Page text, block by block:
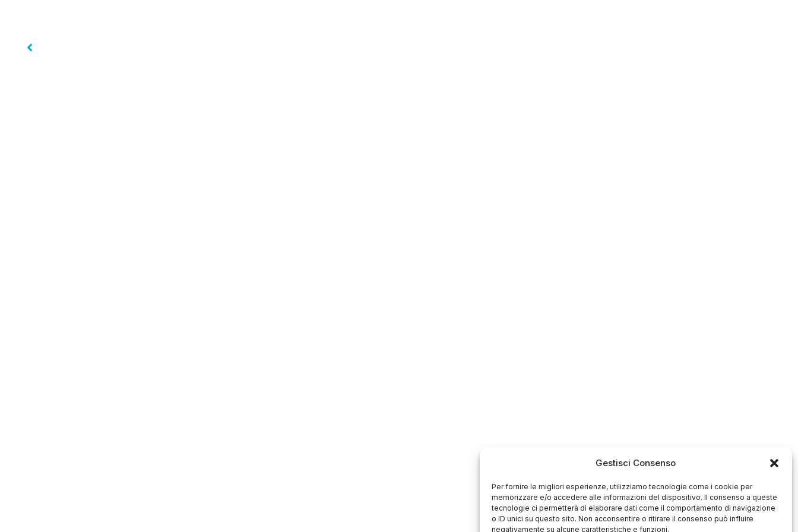
Gestisci Consenso
Per fornire le migliori esperienze, utilizziamo tecnologie come i cookie per
memorizzare e/o accedere alle informazioni del dispositivo. Il consenso a queste
tecnologie ci permetterà di elaborare dati come il comportamento di navigazione
o ID unici su questo sito. Non acconsentire o ritirare il consenso può influire
negativamente su alcune caratteristiche e funzioni.